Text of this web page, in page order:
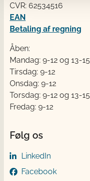
CVR: 62534516
EAN
Betaling af regning
Åben:
Mandag: 9-12 og 13-15
Tirsdag: 9-12
Onsdag: 9-12
Torsdag: 9-12 og 13-15
Fredag: 9-12
Følg os
LinkedIn
Facebook